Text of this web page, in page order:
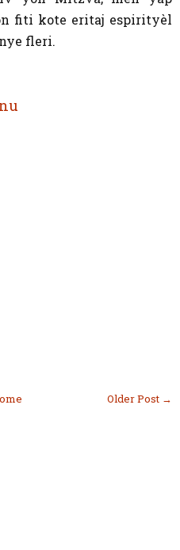
fiti kote eritaj espirityèl
fleri.
Older Post →